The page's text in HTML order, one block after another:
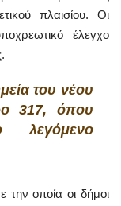
πλαισίου. Οι
έλεγχο
του νέου
317, όπου
λεγόμενο
την οποία οι δήμοι